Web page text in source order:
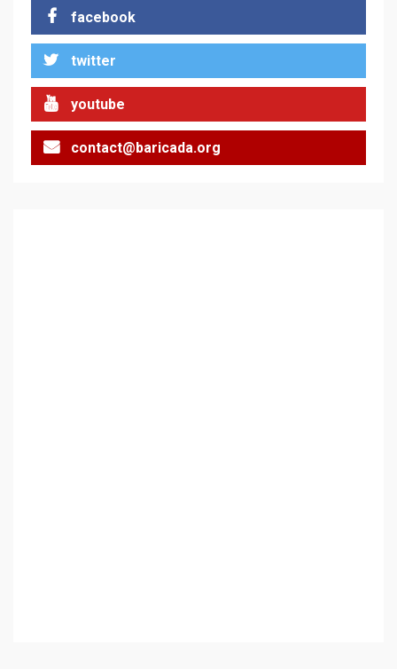
facebook
twitter
youtube
contact@baricada.org